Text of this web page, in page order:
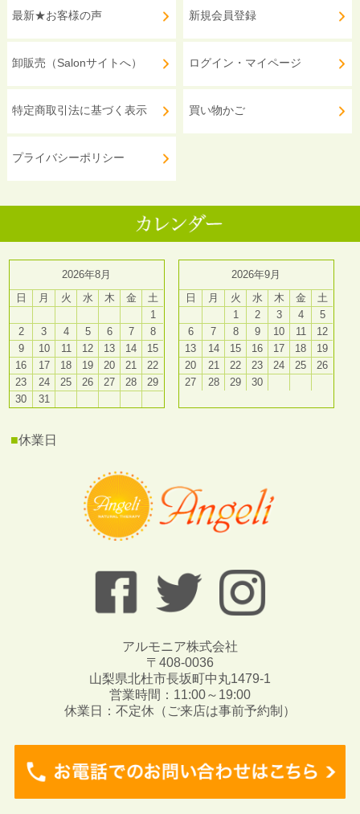
最新★お客様の声
卸販売（Salonサイトへ）
特定商取引法に基づく表示
プライバシーポリシー
新規会員登録
ログイン・マイページ
買い物かご
2026年8月
日
月 火 水 木 金
土
1
2
3 4 5 6 7
8
9
10 11 12 13 14
15
16
17 18 19 20 21
22
23
24 25 26 27 28
29
30
31
2026年9月
日
月 火 水 木 金
土
1
2 3 4
5
6
7 8 9 10 11
12
13
14 15 16 17 18
19
20
21 22 23 24 25
26
27
28 29 30
■休業日
アルモニア株式会社
〒408-0036
山梨県北杜市長坂町中丸1479-1
営業時間：11:00～19:00
休業日：不定休（ご来店は事前予約制）